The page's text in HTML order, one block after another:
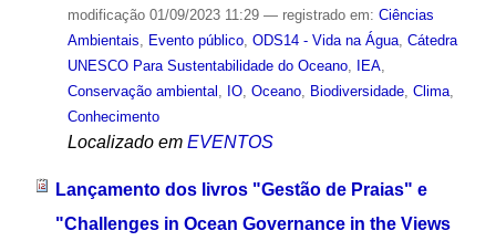
modificação01/09/2023 11:29 — registrado em: Ciências
Ambientais, Evento público, ODS14 - Vida na Água, Cátedra
UNESCO Para Sustentabilidade do Oceano, IEA,
Conservação ambiental , IO, Oceano, Biodiversidade, Clima,
Conhecimento
Localizado em EVENTOS
Lançamento dos livros "Gestão de Praias" e
"Challenges in Ocean Governance in the Views